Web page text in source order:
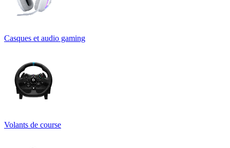
Casques et audio gaming
Volants de course